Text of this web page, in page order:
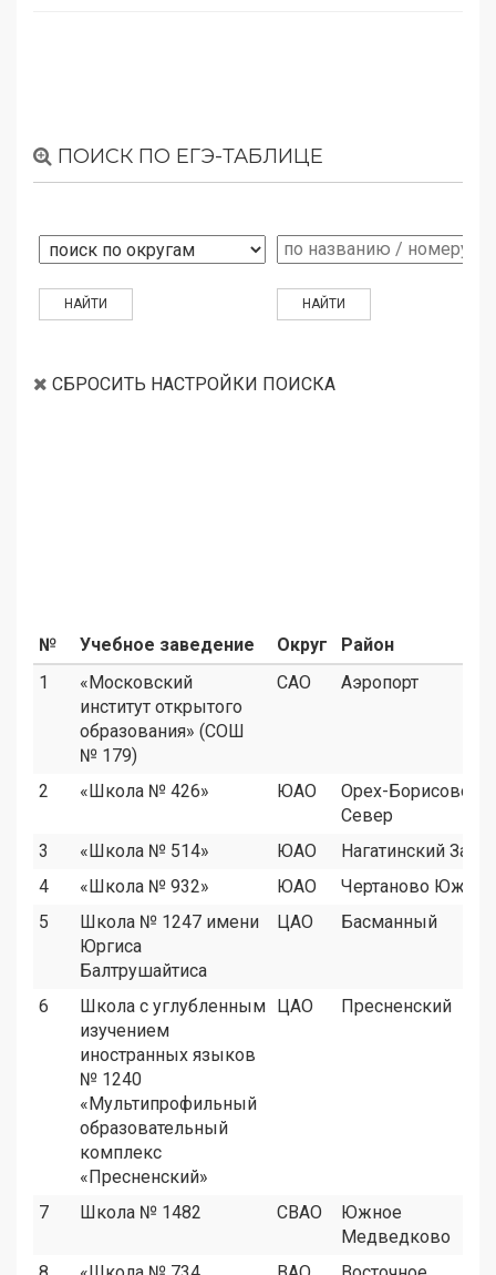
ПОИСК ПО ЕГЭ-ТАБЛИЦЕ
СБРОСИТЬ НАСТРОЙКИ ПОИСКА
№ Учебное заведение Округ
Район
1
«Московский
институт открытого
образования» (СОШ
№ 179)
САО Аэропорт
2 «Школа № 426» ЮАО
Орех-Борисово
Север
3
«Школа № 514» ЮАО
Нагатинский Затон
4
«Школа № 932» ЮАО
Чертаново Южное
5
Школа № 1247 имени
Юргиса
Балтрушайтиса
ЦАО Басманный
6
Школа с углубленным
изучением
иностранных языков
№ 1240
«Мультипрофильный
образовательный
комплекс
«Пресненский»
ЦАО Пресненский
7 Школа № 1482 СВАО
Южное
Медведково